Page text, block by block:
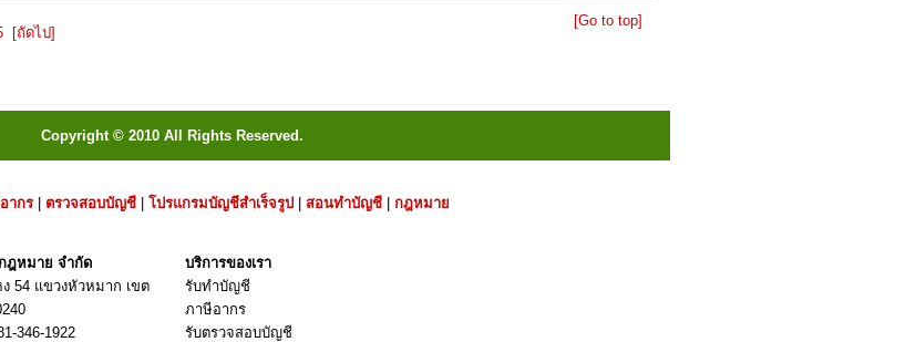
[ถัดไป]
[Go to top]
Copyright © 2010 All Rights Reserved.
ากร| ตรวจสอบบัญชี| โปรแกรมบัญชีสำเร็จรูป สอนทำบัญชี| กฎหมาย
ฎหมาย จำกัด
54 แขวงหัวหมาก เขต
346-1922
บริการของเรา
รับทำบัญชี
ภาษีอากร
รับตรวจสอบบัญชี